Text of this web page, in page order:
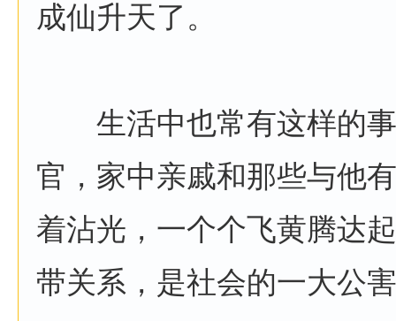
成仙升天了。
生活中也常有这样的事
官，家中亲戚和那些与他
着沾光，一个个飞黄腾达
带关系，是社会的一大公